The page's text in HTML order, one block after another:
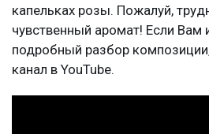
капельках розы. Пожалуй,
чувственный аромат! Если Вам
подробный разбор
канал в YouTube.